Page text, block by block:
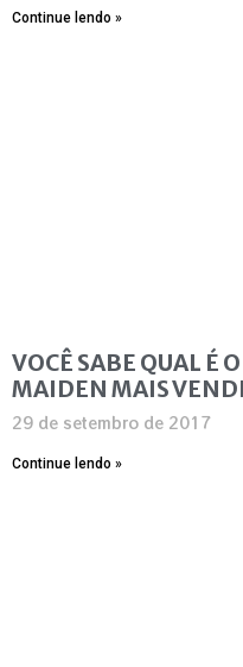
Continue lendo »
VOCÊ SABE QUAL É
MAIDEN MAIS
29 de setembro de 2017
Continue lendo »